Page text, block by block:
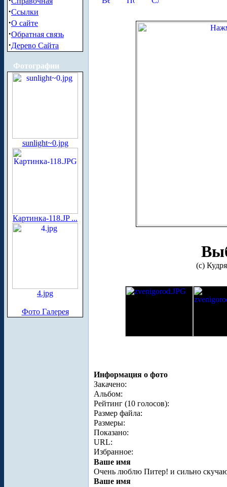
·Ссылки
·О сайте
·Обратная связь
·Дерево Сайта
Фотографии
sunlight~0.jpg
Картинка-118.JP ...
4.jpg
Фото Галерея
(с)
Информация о фото
Закачено:
Альбом:
Рейтинг (10 голосов):
Размер файла:
Размеры:
Показано:
URL:
Избранное:
Ваше имя
Очень люблю Питер! и сильно
Ваше имя